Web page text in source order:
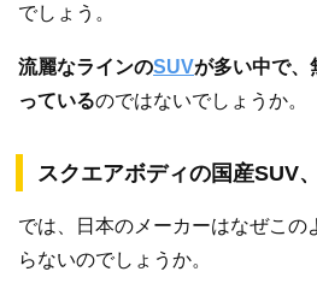
でしょう。
流麗なラインのSUVが多い中で、
っているのではないでしょうか。
スクエアボディの国産SUV
では、日本のメーカーはなぜこの
らないのでしょうか。